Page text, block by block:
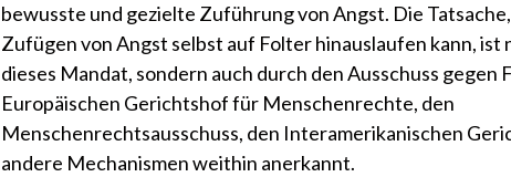
bewusste und gezielte Zuführung von Angst. Die Tatsache,
Zufügen von Angst selbst auf Folter hinauslaufen kann, ist
dieses Mandat, sondern auch durch den Ausschuss gegen
Europäischen Gerichtshof für Menschenrechte, den
Menschenrechtsausschuss, den Interamerikanischen
andere Mechanismen weithin anerkannt.